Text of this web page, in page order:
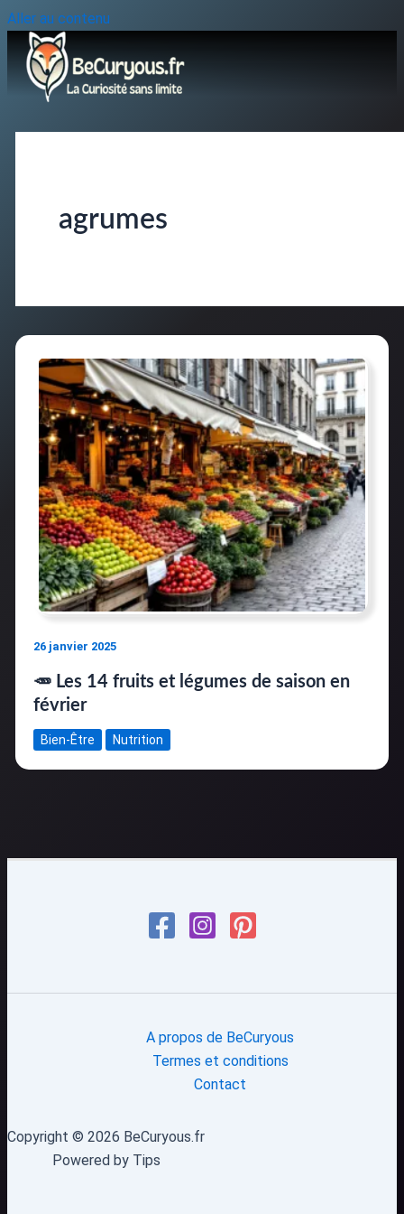
Aller au contenu
agrumes
26 janvier 2025
🥕 Les 14 fruits et légumes de saison en
février
Bien-Être Nutrition
A propos de BeCuryous
Termes et conditions
Contact
Copyright © 2026 BeCuryous.fr
Powered by Tips